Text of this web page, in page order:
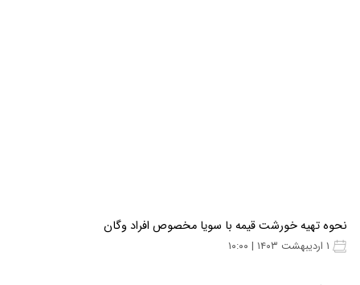
نحوه تهیه خورشت قیمه با سویا مخصوص افراد وگان